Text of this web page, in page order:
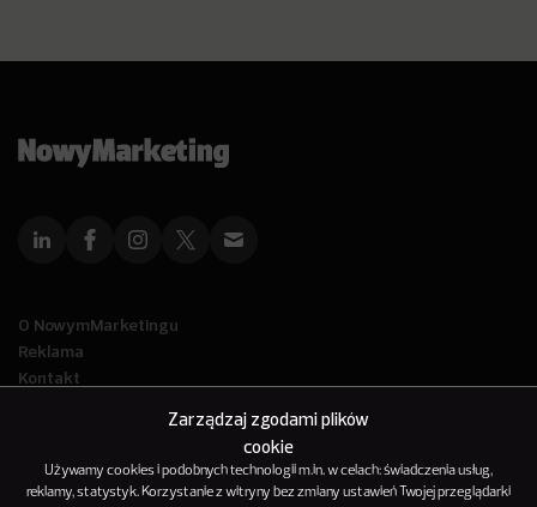
Zarządzaj zgodami plików
cookie
Używamy cookies i podobnych technologii m.in. w celach: świadczenia usług,
reklamy, statystyk. Korzystanie z witryny bez zmiany ustawień Twojej przeglądarki
O NowymMarketingu
Reklama
Kontakt